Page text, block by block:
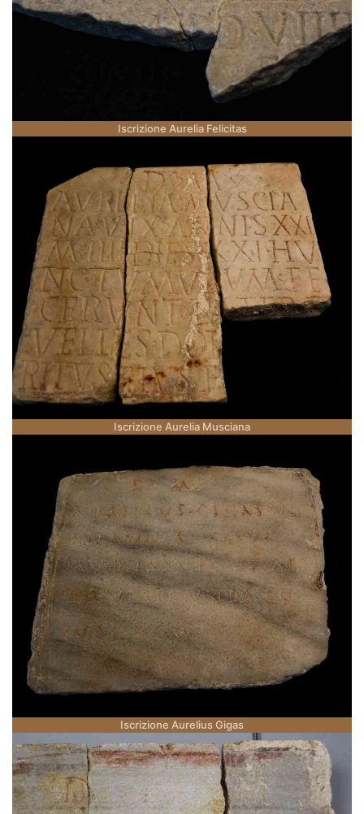
Iscrizione Aurelia Felicitas
Iscrizione Aurelia Musciana
Iscrizione Aurelius Gigas